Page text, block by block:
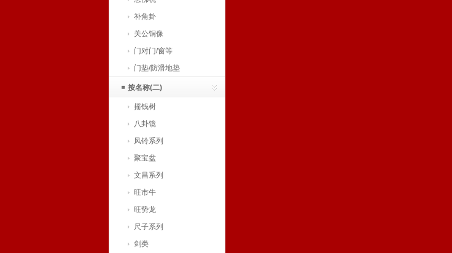
补角卦
关公铜像
门对门/窗等
门垫/防滑地垫
按名称(二)
摇钱树
八卦镜
风铃系列
聚宝盆
文昌系列
旺市牛
旺势龙
尺子系列
剑类